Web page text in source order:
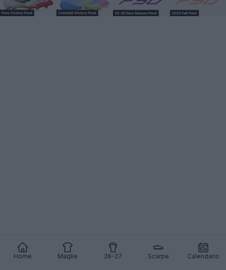
Home Maglie 26-27 Scarpe Calendario